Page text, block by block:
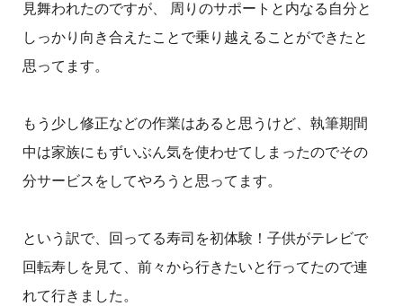
見舞われたのですが、 周りのサポートと内なる自分と
しっかり向き合えたことで乗り越えることができたと
思ってます。
もう少し修正などの作業はあると思うけど、執筆期間
中は家族にもずいぶん気を使わせてしまったのでその
分サービスをしてやろうと思ってます。
という訳で、回ってる寿司を初体験！子供がテレビで
回転寿しを見て、前々から行きたいと行ってたので連
れて行きました。